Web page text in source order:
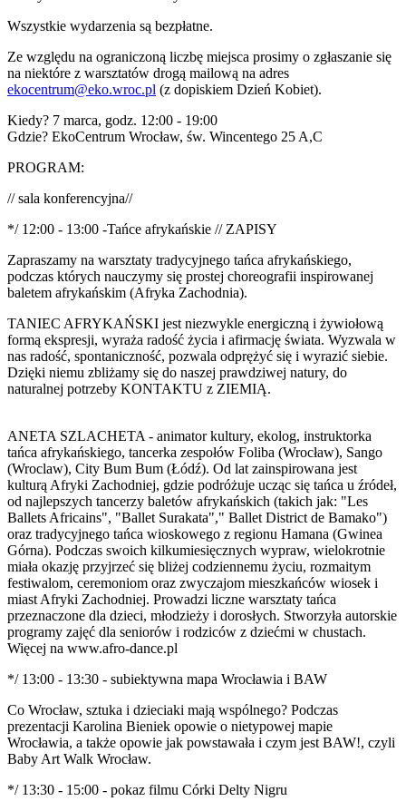
Wszystkie wydarzenia są bezpłatne.
Ze względu na ograniczoną liczbę miejsca prosimy o zgłaszanie się
na niektóre z warsztatów drogą mailową na adres
ekocentrum@eko.wroc.pl (z dopiskiem Dzień Kobiet).
Kiedy? 7 marca, godz. 12:00 - 19:00
Gdzie? EkoCentrum Wrocław, św. Wincentego 25 A,C
PROGRAM:
// sala konferencyjna//
*/ 12:00 - 13:00 -Tańce afrykańskie // ZAPISY
Zapraszamy na warsztaty tradycyjnego tańca afrykańskiego,
podczas których nauczymy się prostej choreografii inspirowanej
baletem afrykańskim (Afryka Zachodnia).
TANIEC AFRYKAŃSKI jest niezwykle energiczną i żywiołową
formą ekspresji, wyraża radość życia i afirmację świata. Wyzwala w
nas radość, spontaniczność, pozwala odprężyć się i wyrazić siebie.
Dzięki niemu zbliżamy się do naszej prawdziwej natury, do
naturalnej potrzeby KONTAKTU z ZIEMIĄ.
ANETA SZLACHETA - animator kultury, ekolog, instruktorka
tańca afrykańskiego, tancerka zespołów Foliba (Wrocław), Sango
(Wroclaw), City Bum Bum (Łódź). Od lat zainspirowana jest
kulturą Afryki Zachodniej, gdzie podróżuje ucząc się tańca u źródeł,
od najlepszych tancerzy baletów afrykańskich (takich jak: "Les
Ballets Africains", "Ballet Surakata"," Ballet District de Bamako")
oraz tradycyjnego tańca wioskowego z regionu Hamana (Gwinea
Górna). Podczas swoich kilkumiesięcznych wypraw, wielokrotnie
miała okazję przyjrzeć się bliżej codziennemu życiu, rozmaitym
festiwalom, ceremoniom oraz zwyczajom mieszkańców wiosek i
miast Afryki Zachodniej. Prowadzi liczne warsztaty tańca
przeznaczone dla dzieci, młodzieży i dorosłych. Stworzyła autorskie
programy zajęć dla seniorów i rodziców z dziećmi w chustach.
Więcej na www.afro-dance.pl
*/ 13:00 - 13:30 - subiektywna mapa Wrocławia i BAW
Co Wrocław, sztuka i dzieciaki mają wspólnego? Podczas
prezentacji Karolina Bieniek opowie o nietypowej mapie
Wrocławia, a także opowie jak powstawała i czym jest BAW!, czyli
Baby Art Walk Wrocław.
*/ 13:30 - 15:00 - pokaz filmu Córki Delty Nigru